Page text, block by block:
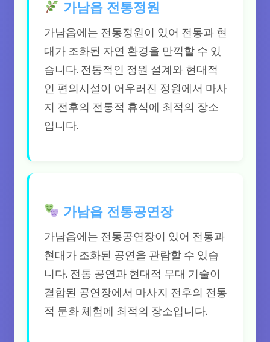
가남읍 전통정원
가남읍에는 전통정원이 있어 전통과 현
대가 조화된 자연 환경을 만끽할 수 있
습니다. 전통적인 정원 설계와 현대적
인 편의시설이 어우러진 정원에서 마사
지 전후의 전통적 휴식에 최적의 장소
입니다.
가남읍 전통공연장
가남읍에는 전통공연장이 있어 전통과
현대가 조화된 공연을 관람할 수 있습
니다. 전통 공연과 현대적 무대 기술이
결합된 공연장에서 마사지 전후의 전통
적 문화 체험에 최적의 장소입니다.